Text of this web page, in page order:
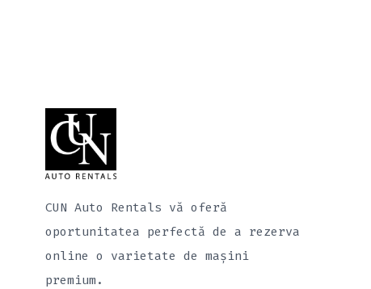
CUN Auto Rentals vă oferă
oportunitatea perfectă de a rezerva
online o varietate de mașini
premium.